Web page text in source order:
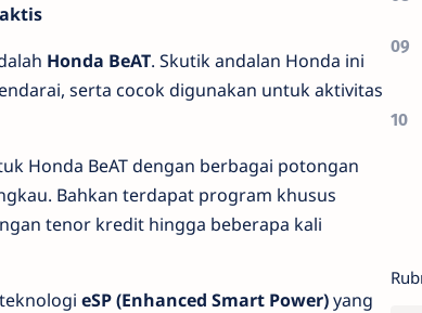
Honda BeAT. Skutik andalan Honda ini
serta cocok digunakan untuk aktivitas
Honda BeAT dengan berbagai potongan
Bahkan terdapat program khusus
tenor kredit hingga beberapa kali
eSP (Enhanced Smart Power)yang